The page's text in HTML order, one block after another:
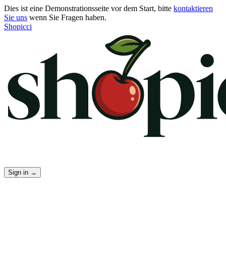
Dies ist eine Demonstrationsseite vor dem Start, bitte kontaktieren
Sie uns wenn Sie Fragen haben.
Shopicci
Sign in →